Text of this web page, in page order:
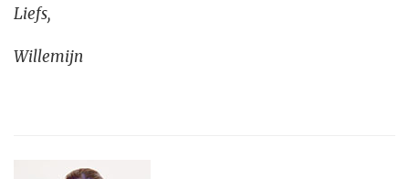
Liefs,
Willemijn